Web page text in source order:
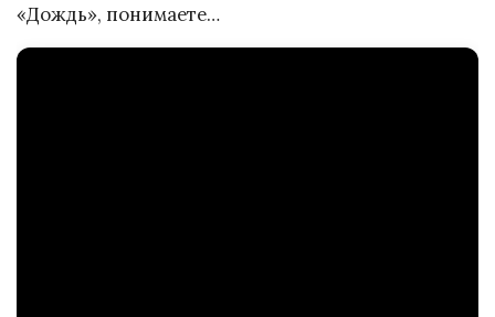
«Дождь», понимаете…